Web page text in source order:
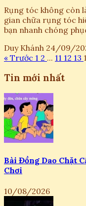
Rụng tóc không còn
gian chữa rụng tóc
bạn nhanh chóng
Duy Khánh 24/09/
« Trước 1 2 ... 11 12 13
Tin mới nhất
Bài Đồng Dao Chặt
Chơi
10/08/2026